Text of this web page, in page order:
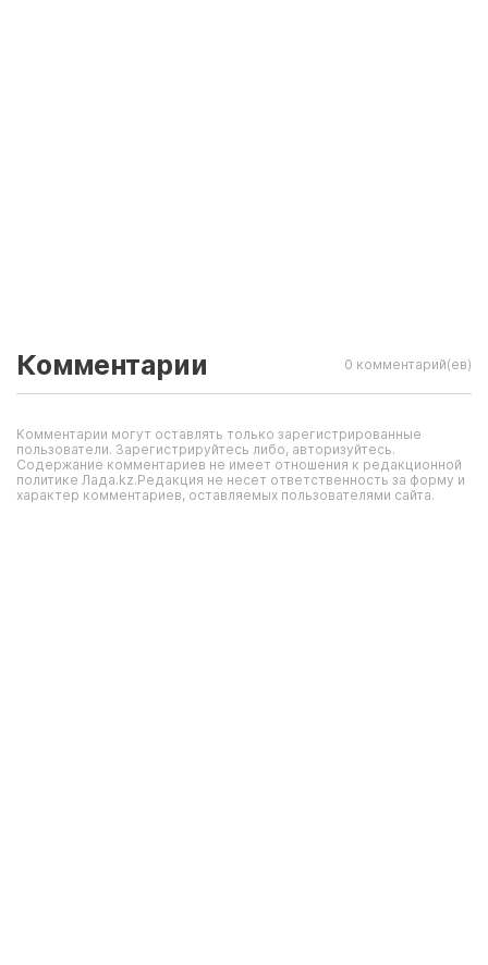
Комментарии 0 комментарий(ев)
Комментарии могут оставлять только зарегистрированные
пользователи. Зарегистрируйтесь либо, авторизуйтесь.
Содержание комментариев не имеет отношения к редакционной
политике Лада.kz.Редакция не несет ответственность за форму и
характер комментариев, оставляемых пользователями сайта.